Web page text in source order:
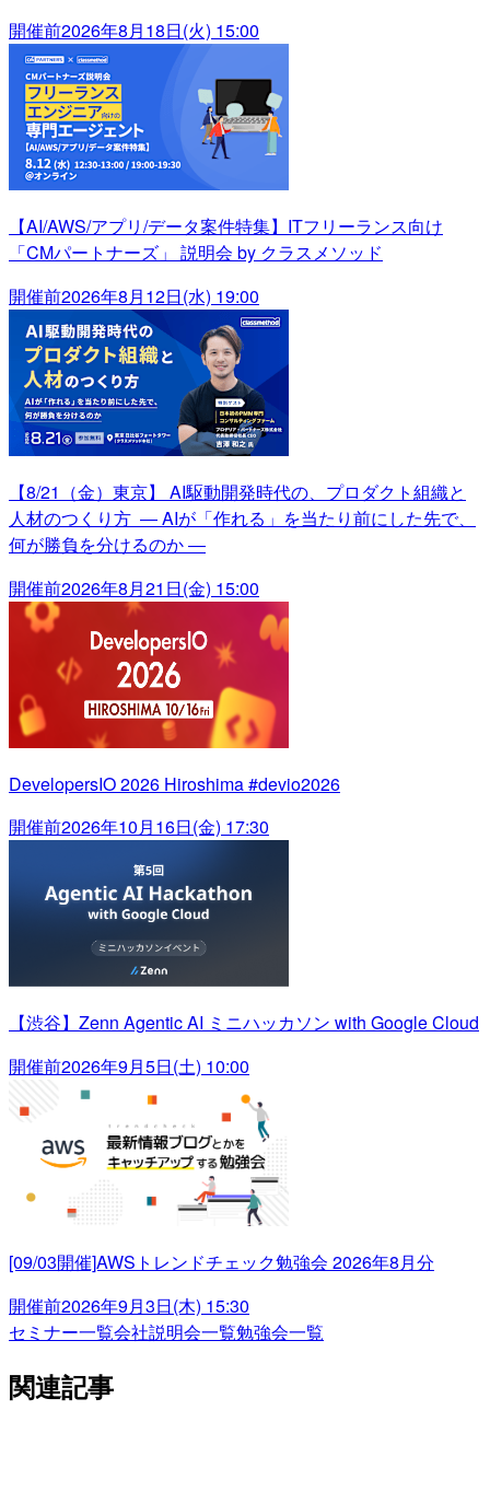
開催前2026年8月18日(火) 15:00
【AI/AWS/アプリ/データ案件特集】ITフリーランス向け
「CMパートナーズ」 説明会 by クラスメソッド
開催前2026年8月12日(水) 19:00
【8/21（金）東京】 AI駆動開発時代の、プロダクト組織と
人材のつくり方 ― AIが「作れる」を当たり前にした先で、
何が勝負を分けるのか ―
開催前2026年8月21日(金) 15:00
DevelopersIO 2026 Hiroshima #devio2026
開催前2026年10月16日(金) 17:30
【渋谷】Zenn Agentic AI ミニハッカソン with Google Cloud
開催前2026年9月5日(土) 10:00
[09/03開催]AWSトレンドチェック勉強会 2026年8月分
開催前2026年9月3日(木) 15:30
セミナー一覧会社説明会一覧勉強会一覧
関連記事